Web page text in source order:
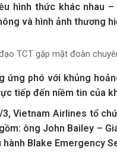
hình thức khác nhau
và hình ảnh thương
TCT gặp mặt đoàn
ứng phó với khủng
tiếp đến niềm tin của
3, Vietnam Airlines tổ
ông John Bailey –
hành Blake Emergency